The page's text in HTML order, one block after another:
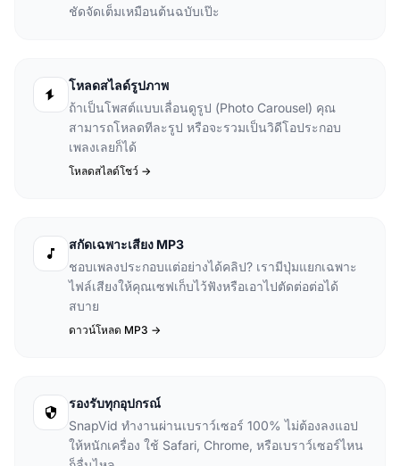
ชัดจัดเต็มเหมือนต้นฉบับเป๊ะ
โหลดสไลด์รูปภาพ
ถ้าเป็นโพสต์แบบเลื่อนดูรูป (Photo Carousel) คุณ
สามารถโหลดทีละรูป หรือจะรวมเป็นวิดีโอประกอบ
เพลงเลยก็ได้
โหลดสไลด์โชว์ ->
สกัดเฉพาะเสียง MP3
ชอบเพลงประกอบแต่อย่างได้คลิป? เรามีปุ่มแยกเฉพาะ
ไฟล์เสียงให้คุณเซฟเก็บไว้ฟังหรือเอาไปตัดต่อต่อได้
สบาย
ดาวน์โหลด MP3 ->
รองรับทุกอุปกรณ์
SnapVid ทำงานผ่านเบราว์เซอร์ 100% ไม่ต้องลงแอป
ให้หนักเครื่อง ใช้ Safari, Chrome, หรือเบราว์เซอร์ไหน